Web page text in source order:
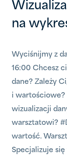
na
Wyciśnijmy z
16:00 Chcesz
dane? Zależy
i wartościowe?
wizualizacji
warsztatowi?
wartość.
Specjalizuje